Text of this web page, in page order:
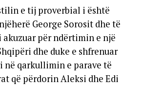
e tij proverbial i është
George Sorosit dhe të
për ndërtimin e një
dhe duke e shfrenuar
në qarkullimin e parave të
që përdorin Aleksi dhe Edi